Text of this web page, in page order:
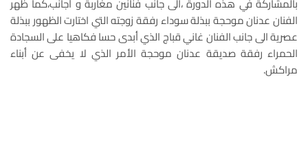
الفنان عدنان موحجة ببذلة سوداء رفقة زوجته التي اختارت الظهور ببذلة
عصرية الى جانب الفنان غاني قباج الذي أبدى حسا فكاهيا على السجادة
الحمراء رفقة صديقة عدنان موحجة الأمر الذي لا يخفى عن أبناء
مراكش.